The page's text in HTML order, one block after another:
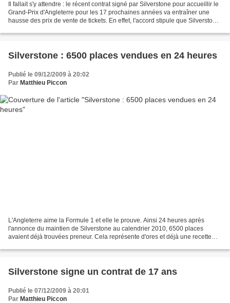
Il fallait s'y attendre : le récent contrat signé par Silverstone pour accueillir le
Grand-Prix d'Angleterre pour les 17 prochaines années va entraîner une
hausse des prix de vente de tickets. En effet, l'accord stipule que Silverstone
Silverstone : 6500 places vendues en 24 heures
Publié le 09/12/2009 à 20:02
Par Matthieu Piccon
L'Angleterre aime la Formule 1 et elle le prouve. Ainsi 24 heures après
l'annonce du maintien de Silverstone au calendrier 2010, 6500 places
avaient déjà trouvées preneur. Cela représente d'ores et déjà une recette
Silverstone signe un contrat de 17 ans
Publié le 07/12/2009 à 20:01
Par Matthieu Piccon